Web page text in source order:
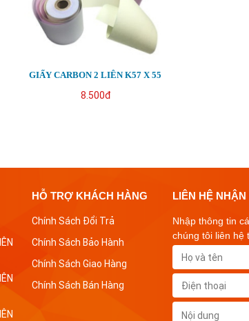
GIẤY CARBON 2 LIÊN K57 X 55
8.500đ
HỖ TRỢ KHÁCH HÀNG
Chính Sách Đổi Trả
Chính Sách Bảo Hành
Chính Sách Giao Hàng
Chính Sách Bán Hàng
LIÊN HỆ
Nhập thông tin
chúng tôi liên hệ